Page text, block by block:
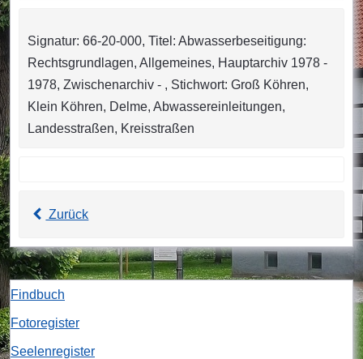
Signatur: 66-20-000, Titel: Abwasserbeseitigung:
Rechtsgrundlagen, Allgemeines, Hauptarchiv 1978 -
1978, Zwischenarchiv - , Stichwort: Groß Köhren,
Klein Köhren, Delme, Abwassereinleitungen,
Landesstraßen, Kreisstraßen
Zurück
Findbuch
Fotoregister
Seelenregister